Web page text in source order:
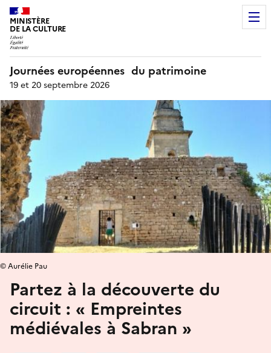
MINISTÈRE
DE LA CULTURE
Journées européennes du patrimoine
19 et 20 septembre 2026
Partez à la découverte du
circuit : « Empreintes
médiévales à Sabran »
© Aurélie Pau